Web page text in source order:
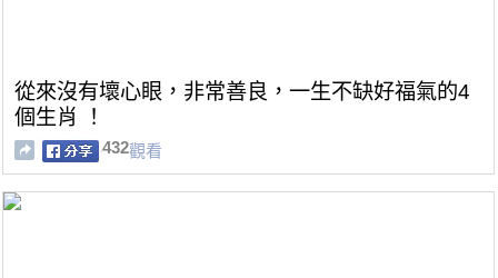
從來沒有壞心眼，非常善良，一生不缺好福氣的4
個生肖 ！
432觀看